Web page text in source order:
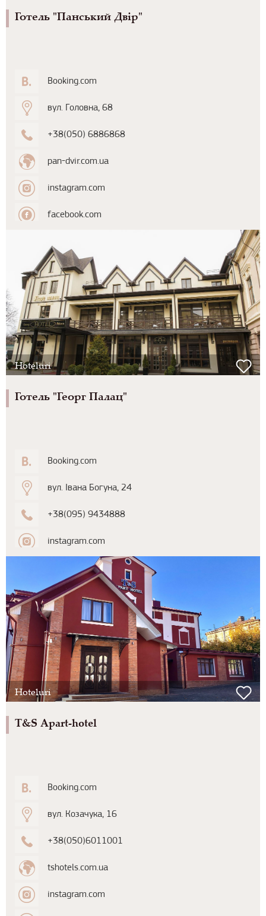
Готель "Панський Двір"
Booking.com
вул. Головна, 68
+38(050) 6886868
pan-dvir.com.ua
instagram.com
facebook.com
Hoteluri
Готель "Георг Палац"
Booking.com
вул. Івана Богуна, 24
+38(095) 9434888
instagram.com
Hoteluri
T&S Apart-hotel
Booking.com
вул. Козачука, 16
+38(050)6011001
tshotels.com.ua
instagram.com